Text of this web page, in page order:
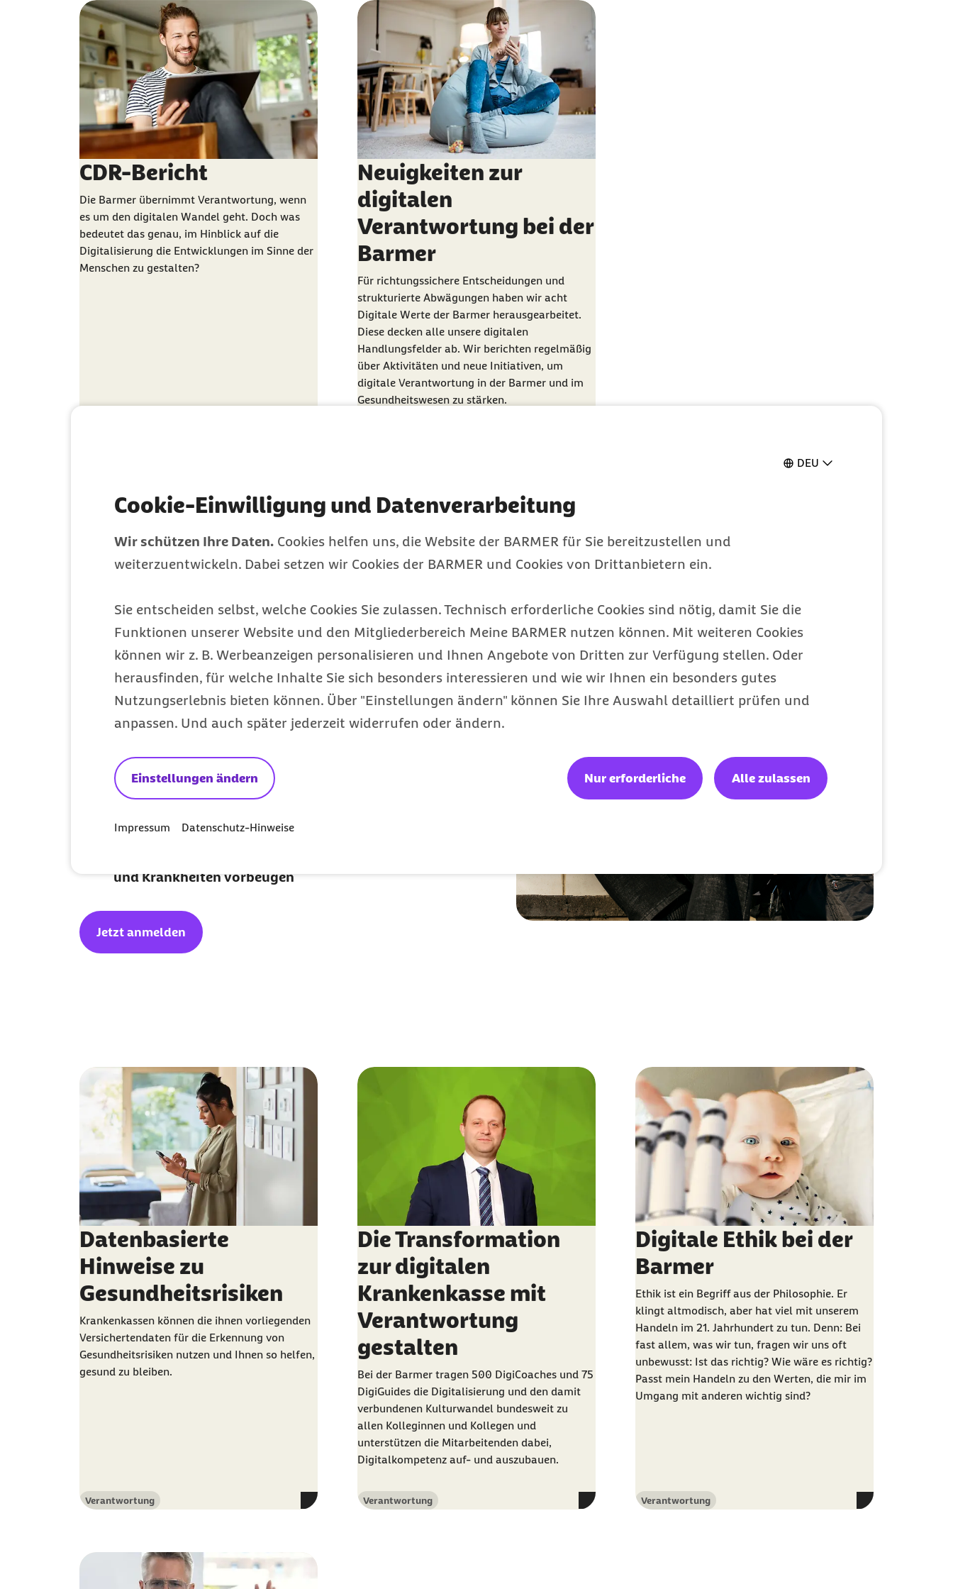
DEU
Cookie-Einwilligung und Datenverarbeitung
Wir schützen Ihre Daten. Cookies helfen uns, die Website der BARMER für Sie bereitzustellen und
weiterzuentwickeln. Dabei setzen wir Cookies der BARMER und Cookies von Drittanbietern ein.
Sie entscheiden selbst, welche Cookies Sie zulassen. Technisch erforderliche Cookies sind nötig, damit Sie die
Funktionen unserer Website und den Mitgliederbereich Meine BARMER nutzen können. Mit weiteren Cookies
können wir z. B. Werbeanzeigen personalisieren und Ihnen Angebote von Dritten zur Verfügung stellen. Oder
herausfinden, für welche Inhalte Sie sich besonders interessieren und wie wir Ihnen ein besonders gutes
Nutzungserlebnis bieten können. Über "Einstellungen ändern" können Sie Ihre Auswahl detailliert prüfen und
anpassen. Und auch später jederzeit widerrufen oder ändern.
Einstellungen ändern Nur erforderliche Alle zulassen
Impressum Datenschutz-Hinweise
CDR-Bericht
Die Barmer übernimmt Verantwortung, wenn
es um den digitalen Wandel geht. Doch was
bedeutet das genau, im Hinblick auf die
Digitalisierung die Entwicklungen im Sinne der
Menschen zu gestalten?
Neuigkeiten zur
digitalen
Verantwortung bei der
Barmer
Für richtungssichere Entscheidungen und
strukturierte Abwägungen haben wir acht
Digitale Werte der Barmer herausgearbeitet.
Diese decken alle unsere digitalen
Handlungsfelder ab. Wir berichten regelmäßig
über Aktivitäten und neue Initiativen, um
digitale Verantwortung in der Barmer und im
Gesundheitswesen zu stärken.
Ihr Barmer Newsletter
für ein gesünderes und
nachhaltigeres Leben
Einblicke in Nachhaltigkeit, Transparenz und
digitale Verantwortung bei der Barmer erhalten
Neue Leistungen und exklusive Angebote Ihrer
Barmer kennenlernen
Mit vielen Informationen rund um Prävention,
und Krankheiten vorbeugen
Jetzt anmelden
Datenbasierte
Hinweise zu
Gesundheitsrisiken
Krankenkassen können die ihnen vorliegenden
Versichertendaten für die Erkennung von
Gesundheitsrisiken nutzen und Ihnen so helfen,
gesund zu bleiben.
Kategorie
Verantwortung
Die Transformation
zur digitalen
Krankenkasse mit
Verantwortung
gestalten
Bei der Barmer tragen 500 DigiCoaches und 75
DigiGuides die Digitalisierung und den damit
verbundenen Kulturwandel bundesweit zu
allen Kolleginnen und Kollegen und
unterstützen die Mitarbeitenden dabei,
Digitalkompetenz auf- und auszubauen.
Kategorie
Verantwortung
Digitale Ethik bei der
Barmer
Ethik ist ein Begriff aus der Philosophie. Er
klingt altmodisch, aber hat viel mit unserem
Handeln im 21. Jahrhundert zu tun. Denn: Bei
fast allem, was wir tun, fragen wir uns oft
unbewusst: Ist das richtig? Wie wäre es richtig?
Passt mein Handeln zu den Werten, die mir im
Umgang mit anderen wichtig sind?
Kategorie
Verantwortung